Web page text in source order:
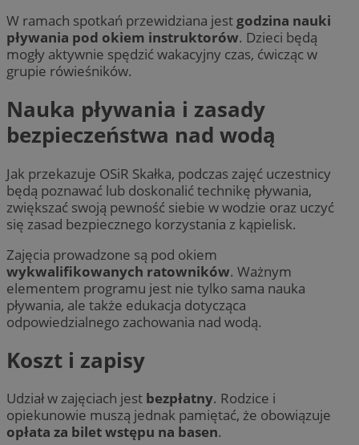
W ramach spotkań przewidziana jest godzina nauki
pływania pod okiem instruktorów. Dzieci będą
mogły aktywnie spędzić wakacyjny czas, ćwicząc w
grupie rówieśników.
Nauka pływania i zasady
bezpieczeństwa nad wodą
Jak przekazuje OSiR Skałka, podczas zajęć uczestnicy
będą poznawać lub doskonalić technikę pływania,
zwiększać swoją pewność siebie w wodzie oraz uczyć
się zasad bezpiecznego korzystania z kąpielisk.
Zajęcia prowadzone są pod okiem
wykwalifikowanych ratowników. Ważnym
elementem programu jest nie tylko sama nauka
pływania, ale także edukacja dotycząca
odpowiedzialnego zachowania nad wodą.
Koszt i zapisy
Udział w zajęciach jest bezpłatny. Rodzice i
opiekunowie muszą jednak pamiętać, że obowiązuje
opłata za bilet wstępu na basen.